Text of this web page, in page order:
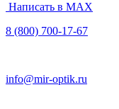
Написать в MAX
8 (800) 700-17-67
info@mir-optik.ru